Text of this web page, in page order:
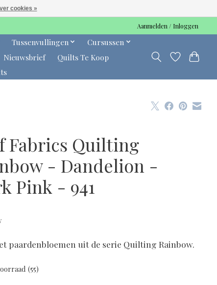
Aanmelden / Inloggen
Tussenvullingen
Cursussen
Nieuwsbrief
Quilts Te Koop
Fabrics Quilting
- Dandelion -
Pink - 941
paardenbloemen uit de serie Quilting Rainbow.
(55)
cookies »